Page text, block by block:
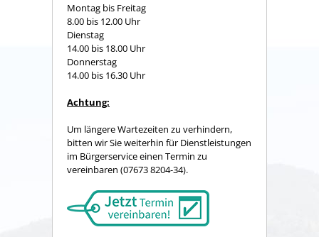
Montag bis Freitag
8.00 bis 12.00 Uhr
Dienstag
14.00 bis 18.00 Uhr
Donnerstag
14.00 bis 16.30 Uhr
Achtung:
Um längere Wartezeiten zu verhindern,
bitten wir Sie weiterhin für Dienstleistungen
im Bürgerservice einen Termin zu
vereinbaren (07673 8204-34).